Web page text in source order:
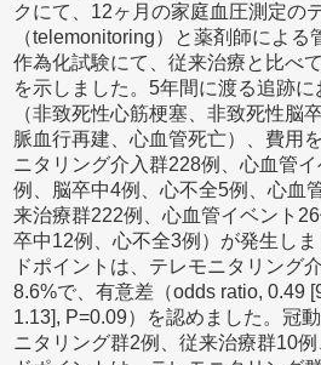
クにて、12ヶ月の家庭血圧測定の
（telemonitoring）と薬剤師によ
作為化試験にて、従来治療と比べ
を示しました。5年間に渡る追跡
（非致死性心筋梗塞、非致死性脳
脈血行再建、心血管死亡）、費用
ニタリング介入群228例、心血管
例、脳卒中4例、心不全5例、心血
来治療群222例、心血管イベント
卒中12例、心不全3例）が発生し
ドポイントは、テレモニタリング
8.6%で、有意差（odds ratio, 0.49
1.13], P=0.09）を認めました。冠
ニタリング群2例、従来治療群10